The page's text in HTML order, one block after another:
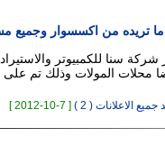
تريده من اكسسوار وجميع
شركة سنا للكمبيوتر
محلات المولات وذلك تم
الاعلانات ( 2 ) [ 7-10-2012 ]